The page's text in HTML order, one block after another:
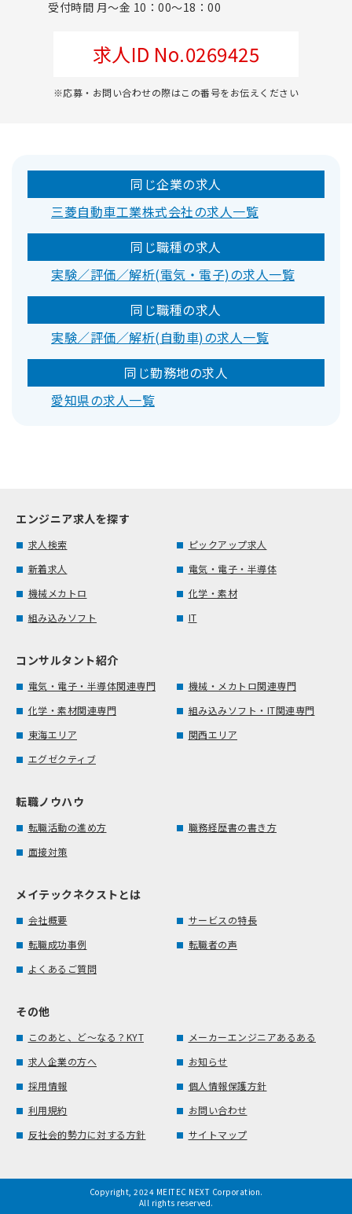
受付時間 月～金 10：00～18：00
求人ID No.0269425
※応募・お問い合わせの際はこの番号をお伝えください
同じ企業の求人
三菱自動車工業株式会社の求人一覧
同じ職種の求人
実験／評価／解析(電気・電子)の求人一覧
同じ職種の求人
実験／評価／解析(自動車)の求人一覧
同じ勤務地の求人
愛知県の求人一覧
エンジニア求人を探す
求人検索
ピックアップ求人
新着求人
電気・電子・半導体
機械メカトロ
化学・素材
組み込みソフト
IT
コンサルタント紹介
電気・電子・半導体関連専門
機械・メカトロ関連専門
化学・素材関連専門
組み込みソフト・IT関連専門
東海エリア
関西エリア
エグゼクティブ
転職ノウハウ
転職活動の進め方
職務経歴書の書き方
面接対策
メイテックネクストとは
会社概要
サービスの特長
転職成功事例
転職者の声
よくあるご質問
その他
このあと、ど～なる？KYT
メーカーエンジニアあるある
求人企業の方へ
お知らせ
採用情報
個人情報保護方針
利用規約
お問い合わせ
反社会的勢力に対する方針
サイトマップ
Copyright, 2024 MEITEC NEXT Corporation.
All rights reserved.